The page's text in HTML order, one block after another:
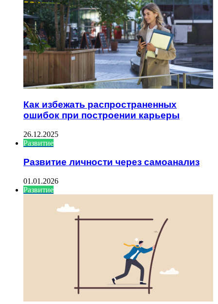
Как избежать распространенных
ошибок при построении карьеры
26.12.2025
Развитие
Развитие личности через самоанализ
01.01.2026
Развитие